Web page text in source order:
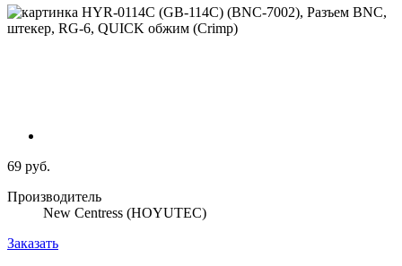
69 руб.
Производитель
New Centress (HOYUTEC)
Заказать